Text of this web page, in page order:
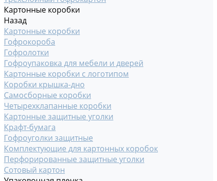
Картонные коробки
Назад
Картонные коробки
Гофрокороба
Гофролотки
Гофроупаковка для мебели и дверей
Картонные коробки с логотипом
Коробки крышка-дно
Самосборные коробки
Четырехклапанные коробки
Картонные защитные уголки
Крафт-бумага
Гофроуголки защитные
Комплектующие для картонных коробок
Перфорированные защитные уголки
Сотовый картон